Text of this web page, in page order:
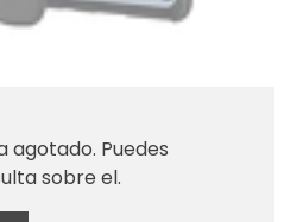
agotado. Puedes
sobre el.